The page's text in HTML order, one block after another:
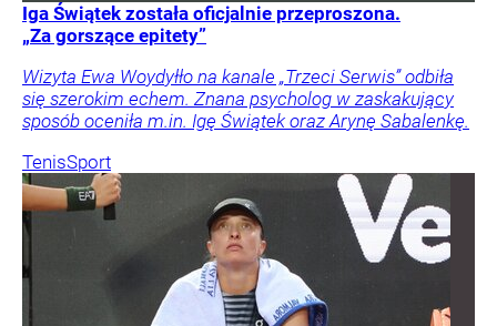
Iga Świątek została oficjalnie przeproszona.
„Za gorszące epitety”
Wizyta Ewa Woydyłło na kanale „Trzeci Serwis” odbiła
się szerokim echem. Znana psycholog w zaskakujący
sposób oceniła m.in. Igę Świątek oraz Arynę Sabalenkę.
TenisSport